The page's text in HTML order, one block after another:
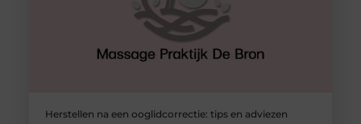
Herstellen na een ooglidcorrectie: tips en adviezen